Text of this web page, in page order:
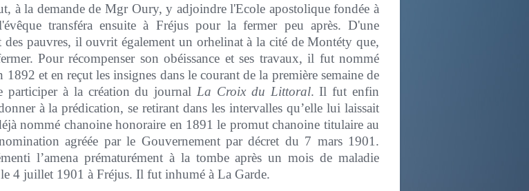
à la demande de Mgr Oury, y adjoindre l'Ecole apostolique fondée à
transféra ensuite à Fréjus pour la fermer peu après. D'une
des pauvres, il ouvrit également un orhelinat à la cité de Montéty que,
Pour récompenser son obéissance et ses travaux, il fut nommé
et en reçut les insignes dans le courant de la première semaine de
à la création du journal La Croix du Littoral. Il fut enfin
à la prédication, se retirant dans les intervalles qu’elle lui laissait
nommé chanoine honoraire en 1891 le promut chanoine titulaire au
agréée par le Gouvernement par décret du 7 mars 1901.
l’amena prématurément à la tombe après un mois de maladie
4 juillet 1901 à Fréjus. Il fut inhumé à La Garde.